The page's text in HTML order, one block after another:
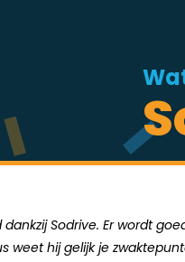
dankzij Sodrive. Er wordt
weet hij gelijk je